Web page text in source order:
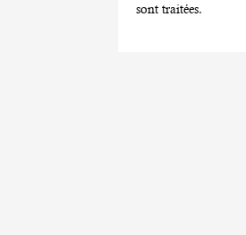
sont traitées.